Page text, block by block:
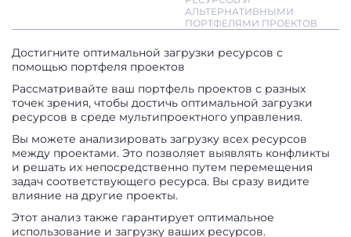
Достигните оптимальной загрузки ресурсов с
помощью портфеля проектов
Рассматривайте ваш портфель проектов с разных
точек зрения, чтобы достичь оптимальной загрузки
ресурсов в среде мультипроектного управления.
Вы можете анализировать загрузку всех ресурсов
между проектами. Это позволяет выявлять конфликты
и решать их непосредственно путем перемещения
задач соответствующего ресурса. Вы сразу видите
влияние на другие проекты.
Этот анализ также гарантирует оптимальное
использование и загрузку ваших ресурсов.
АЛЬТЕРНАТИВНЫМИ
ПОРТФЕЛЯМИ ПРОЕКТОВ